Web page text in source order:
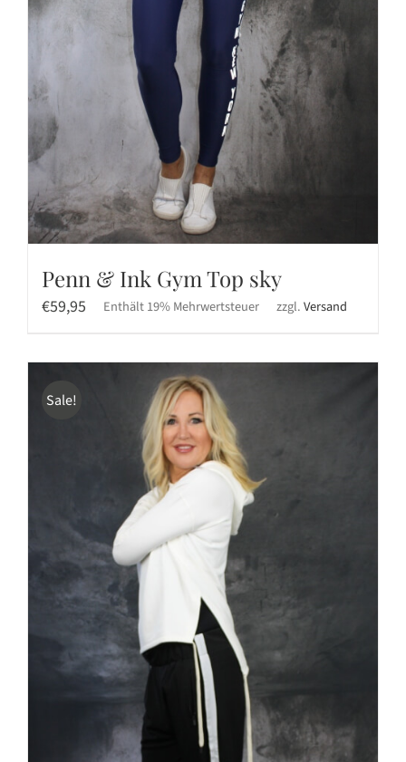
Penn & Ink Gym Top sky
€59,95 Enthält 19% Mehrwertsteuer zzgl.Versand
Sale!